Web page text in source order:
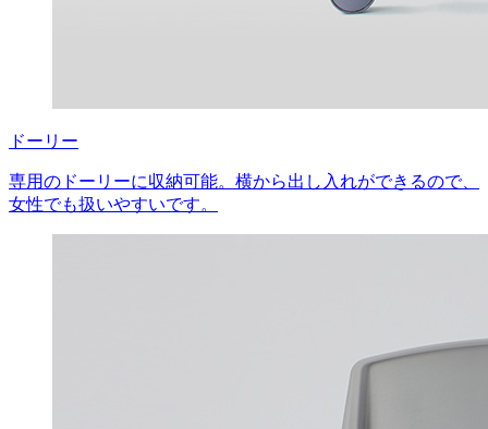
ドーリー
専用のドーリーに収納可能。横から出し入れができるので、
女性でも扱いやすいです。